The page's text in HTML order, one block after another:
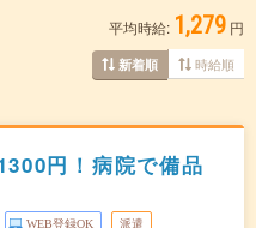
平均時給: 1,279 円
新着順 時給順
円！病院で備品
WEB登録OK 派遣